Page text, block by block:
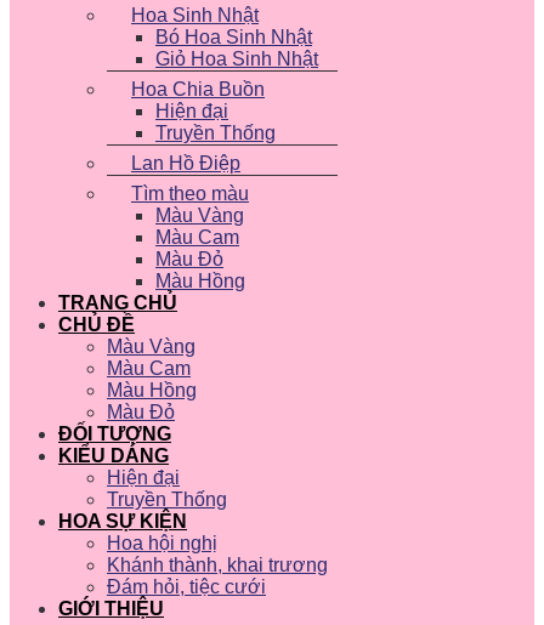
Hoa Sinh Nhật
Bó Hoa Sinh Nhật
Giỏ Hoa Sinh Nhật
Hoa Chia Buồn
Hiện đại
Truyền Thống
Lan Hồ Điệp
Tìm theo màu
Màu Vàng
Màu Cam
Màu Đỏ
Màu Hồng
TRANG CHỦ
CHỦ ĐỀ
Màu Vàng
Màu Cam
Màu Hồng
Màu Đỏ
ĐỐI TƯỢNG
KIỂU DÁNG
Hiện đại
Truyền Thống
HOA SỰ KIỆN
Hoa hội nghị
Khánh thành, khai trương
Đám hỏi, tiệc cưới
GIỚI THIỆU